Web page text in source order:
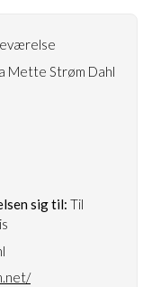
Mette Strøm Dahl
sig til: Til